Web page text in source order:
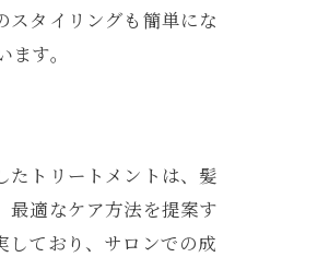
スタイリングも簡単にな
す。
たトリートメントは、髪
最適なケア方法を提案す
しており、サロンでの成